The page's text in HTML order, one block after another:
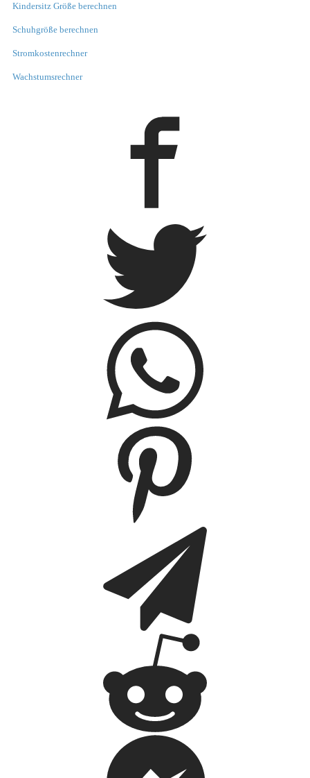
Kindersitz Größe berechnen
Schuhgröße berechnen
Stromkostenrechner
Wachstumsrechner